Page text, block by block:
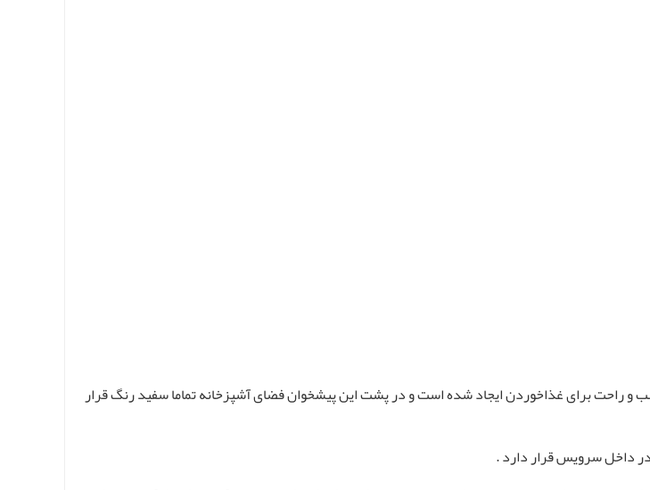
راحت برای غذاخوردن ایجاد شده است و در پشت این پیشخوان فضای آشپزخانه تماما سفید رنگ قرار
داخل سرویس قرار دارد .